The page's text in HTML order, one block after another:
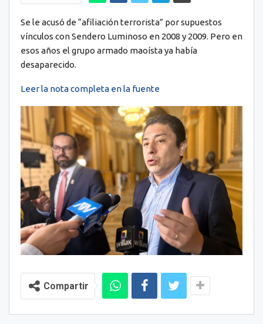
Se le acusó de “afiliación terrorista” por supuestos
vínculos con Sendero Luminoso en 2008 y 2009. Pero en
esos años el grupo armado maoísta ya había
desaparecido.
Leer la nota completa en la fuente
Compartir